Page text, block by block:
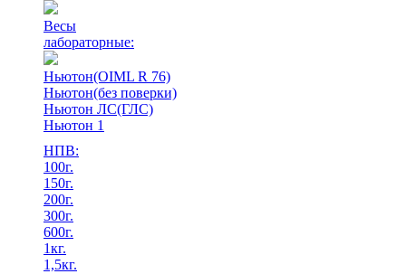
Весы
лабораторные:
Ньютон(OIML R 76)
Ньютон(без поверки)
Ньютон ЛС(ГЛС)
Ньютон 1
НПВ:
100г.
150г.
200г.
300г.
600г.
1кг.
1,5кг.